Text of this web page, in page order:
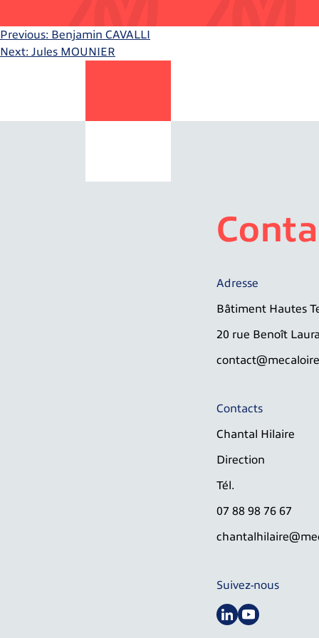
Navigation
l’article
Previous: Benjamin CAVALLI
Next: Jules MOUNIER
Adresse
Bâtiment Hautes
20 rue Benoît
Contacts
Chantal Hilaire
Direction
Tél.
07 88 98 76 67
Suivez-nous